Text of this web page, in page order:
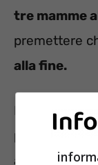
tre mamme
premettere
alla fine.
Dunque,
prima sul
aver